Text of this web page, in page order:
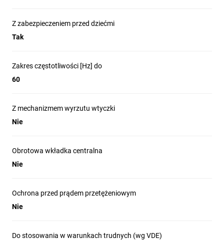
Z zabezpieczeniem przed dziećmi
Tak
Zakres częstotliwości [Hz] do
60
Z mechanizmem wyrzutu wtyczki
Nie
Obrotowa wkładka centralna
Nie
Ochrona przed prądem przetężeniowym
Nie
Do stosowania w warunkach trudnych (wg VDE)